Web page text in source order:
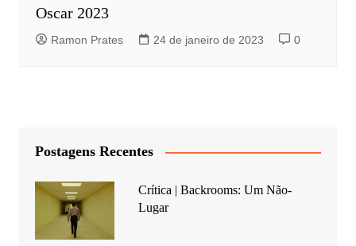
Oscar 2023
Ramon Prates 24 de janeiro de 2023 0
Postagens Recentes
Crítica | Backrooms: Um Não-
Lugar